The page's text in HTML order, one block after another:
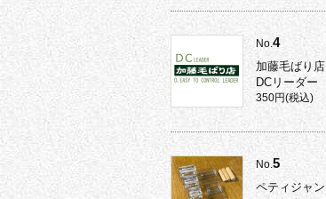
No.4
加藤毛ばり店
DCリーダー
350円(税込)
No.5
ペティジャン